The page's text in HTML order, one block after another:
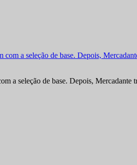
a seleção de base. Depois,